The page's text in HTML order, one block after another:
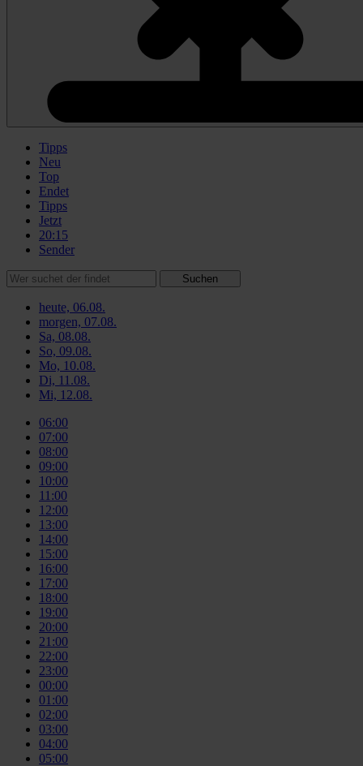
Tipps
Neu
Top
Endet
Tipps
Jetzt
20:15
Sender
Suchen
heute, 06.08.
morgen, 07.08.
Sa, 08.08.
So, 09.08.
Mo, 10.08.
Di, 11.08.
Mi, 12.08.
06:00
07:00
08:00
09:00
10:00
11:00
12:00
13:00
14:00
15:00
16:00
17:00
18:00
19:00
20:00
21:00
22:00
23:00
00:00
01:00
02:00
03:00
04:00
05:00